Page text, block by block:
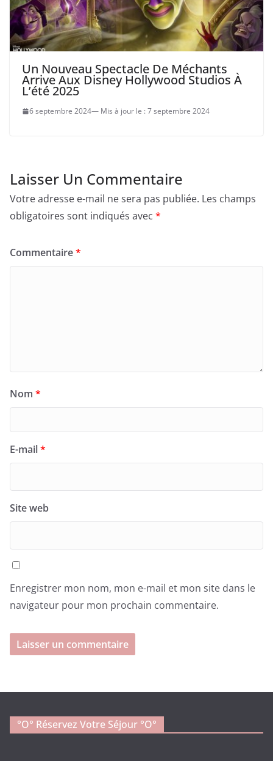
Un Nouveau Spectacle De Méchants
Arrive Aux Disney Hollywood Studios À
L’été 2025
6 septembre 2024 7 septembre 2024
Laisser Un Commentaire
Votre adresse e-mail ne sera pas publiée. Les champs
obligatoires sont indiqués avec *
Commentaire*
Nom *
E-mail*
Site web
Enregistrer mon nom, mon e-mail et mon site dans le
navigateur pour mon prochain commentaire.
°o° Réservez Votre Séjour °O°